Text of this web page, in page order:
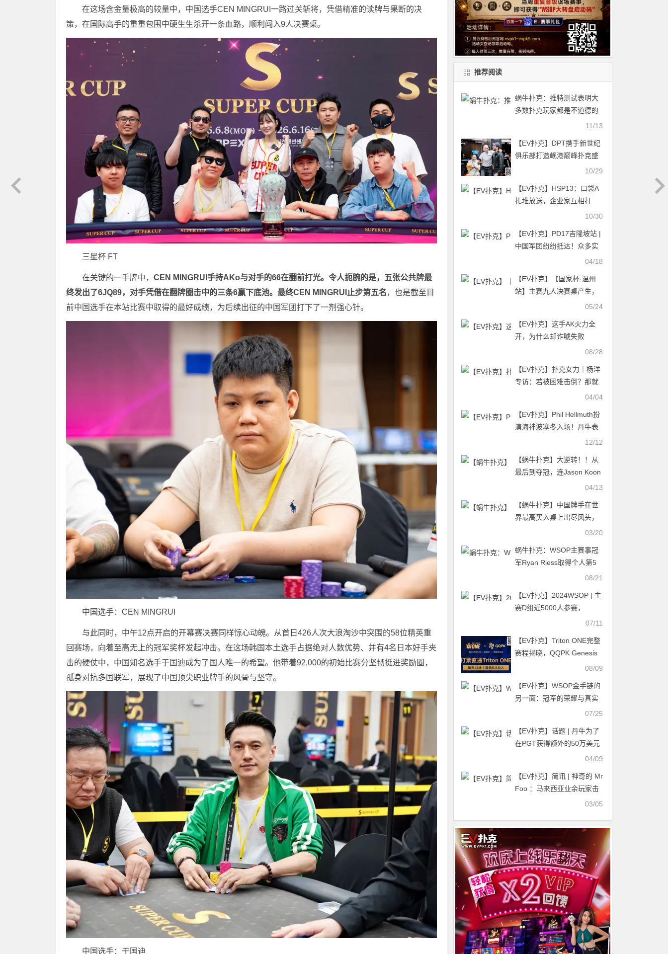
在这场含金量极高的较量中，中国选手CEN MINGRUI一路过关斩将，凭借精准的读牌与果断的决
策，在国际高手的重重包围中硬生生杀开一条血路，顺利闯入9人决赛桌。
三星杯 FT
在关键的一手牌中， CEN MINGRUI手持AKo与对手的66在翻前打光。令人扼腕的是，五张公共牌最
终发出了6JQ89，对手凭借在翻牌圈击中的三条6赢下底池。最终CEN MINGRUI止步第五名，也是截至目
前中国选手在本站比赛中取得的最好成绩，为后续出征的中国军团打下了一剂强心针。
中国选手：CEN MINGRUI
与此同时，中午12点开启的开幕赛决赛同样惊心动魄。从首日426人次大浪淘沙中突围的58位精英重
回赛场，向着至高无上的冠军奖杯发起冲击。在这场韩国本土选手占据绝对人数优势、并有4名日本好手夹
击的硬仗中，中国知名选手于国迪成为了国人唯一的希望。他带着92,000的初始比赛分坚韧挺进奖励圈，
孤身对抗多国联军，展现了中国顶尖职业牌手的风骨与坚守。
中国选手： 于国迪
推荐阅读
蜗牛扑克：推特测试表明大
多数扑克玩家都是不道德的
11/13
【EV扑克】DPT携手新世纪
俱乐部打造岘港巅峰扑克盛
宴，NCPC系列赛500 亿盾
日-12月1日）
10/29
【EV扑克】HSP13：口袋A
扎堆放送，企业家互相打
10/30
【EV扑克】PD17吉隆坡站 |
中国军团纷纷抵达！众多实
04/18
【EV扑克】【国家杯·温州
站】主赛九人决赛桌产生，
四川赛区雷翔970万记分牌
名，冠军诞生在即！
05/24
【EV扑克】这手AK火力全
开，为什么却诈唬失败
08/28
【EV扑克】扑克女力｜杨洋
专访：若被困难击倒？那就
04/04
【EV扑克】Phil Hellmuth扮
演海神波塞冬入场！丹牛表
12/12
【蜗牛扑克】大逆转！！从
最后到夺冠，连Jason Koon
和Danny Tang都被打服！！
04/13
【蜗牛扑克】中国牌手在世
界最高买入桌上出尽风头，
跳舞敬酒样样来！3月20日
03/20
蜗牛扑克：WSOP主赛事冠
军Ryan Riess取得个人第5
08/21
【EV扑克】2024WSOP | 主
赛D组近5000人参赛，
等国人晋级
07/11
【EV扑克】Triton ONE完整
赛程揭晓，QQPK Genesis
打响第一炮，线上卫星火热
08/09
【EV扑克】WSOP金手链的
另一面：冠军的荣耀与真实
07/25
【EV扑克】话题 | 丹牛为了
在PGT获得额外的50万美元
04/09
【EV扑克】简讯 | 神奇的 Mr
Foo ：马来西亚业余玩家击
败超级巨星，斩获 $135万
03/05